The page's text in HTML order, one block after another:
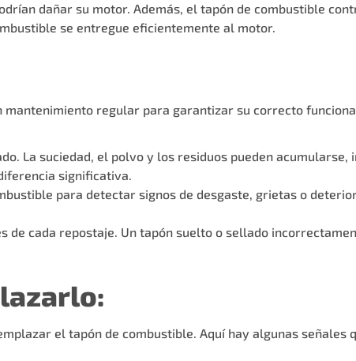
dañar su motor. Además, el tapón de combustible
se entregue eficientemente al motor.
regular para garantizar su correcto
La suciedad, el polvo y los residuos pueden acumularse,
significativa.
para detectar signos de desgaste, grietas o
de cada repostaje. Un tapón suelto o sellado
el tapón de combustible. Aquí hay algunas señales